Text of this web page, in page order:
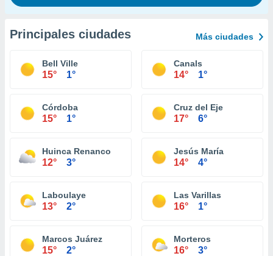
Principales ciudades Más ciudades
Bell Ville
15° 1°
Canals
14° 1°
Córdoba
15° 1°
Cruz del Eje
17° 6°
Huinca Renanco
12° 3°
Jesús María
14° 4°
Laboulaye
13° 2°
Las Varillas
16° 1°
Marcos Juárez
15° 2°
Morteros
16° 3°